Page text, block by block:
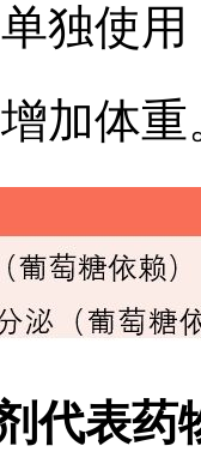
独使
加体重
代表药